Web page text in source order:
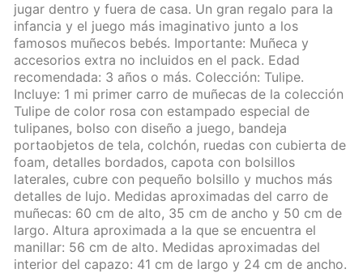
jugar dentro y fuera de casa. Un gran regalo para la
infancia y el juego más imaginativo junto a los
famosos muñecos bebés. Importante: Muñeca y
accesorios extra no incluidos en el pack. Edad
recomendada: 3 años o más. Colección: Tulipe.
Incluye: 1 mi primer carro de muñecas de la colección
Tulipe de color rosa con estampado especial de
tulipanes, bolso con diseño a juego, bandeja
portaobjetos de tela, colchón, ruedas con cubierta de
foam, detalles bordados, capota con bolsillos
laterales, cubre con pequeño bolsillo y muchos más
detalles de lujo. Medidas aproximadas del carro de
muñecas: 60 cm de alto, 35 cm de ancho y 50 cm de
largo. Altura aproximada a la que se encuentra el
manillar: 56 cm de alto. Medidas aproximadas del
interior del capazo: 41 cm de largo y 24 cm de ancho.